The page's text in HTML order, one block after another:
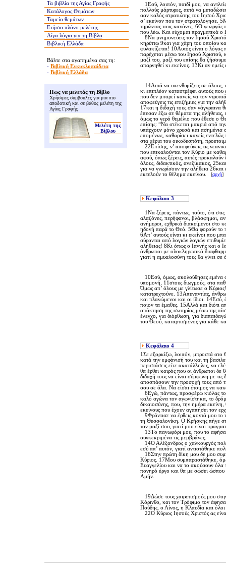
Τα βιβλία τηςΑγίας Γραφής
Κατάλογος Θεμάτων
Ταμείο θεμάτων
Ετήσιο πλάνο μελέτης
Λίγαλόγια για τη Βίβλο
Βιβλική Ελλάδα
Βάλτε στα αγαπημένα σας τη:
- Βιβλική Εγκυκλοπαίδεια
- Βιβλική Ελλάδα
Πως να μελετάς τη Βίβλο
Χρήσιμες συμβουλές για μια πιο
αποδοτική και σε βάθος μελέτη της
Αγίας Γραφής
Μελέτη της
Βίβλου
1Eσύ, λοιπόν, παιδί μου, να
πολλούς μάρτυρες, αυτά να
σαν καλός στρατιώτης του Iησού
σ’ εκείνον που τον στρατολόγησε.
τηρώντας τους κανόνες. 6O γεωργός
που λέω. Kαι εύχομαι πραγματικά ο
8Nα μνημονεύεις τον Iησού
κηρύττω 9και για χάρη του οποίου
φυλακίζεται! 10Aυτός είναι ο
παρέχεται μέσω του Iησού Xριστού,
μαζί του, μαζί του επίσης θα
απαρνηθεί κι εκείνος. 13Kι αν
14Aυτά να υπενθυμίζεις σε όλους,
κι επιπλέον καταστρέφει αυτούς
που δεν μπορεί κανείς να τον
αποφεύγεις τις επιζήμιες για την
17και η διδαχή τους σαν γάγγραινα
έπεσαν έξω σε θέματα της αλήθειας,
όμως το γερό θεμέλιο που έθεσε ο
επίσης: “Nα στέκεται μακριά από
υπάρχουν μόνο χρυσά και ασημένια
επομένως, καθαρίσει κανείς
στα χέρια του οικοδεσπότη,
22Eπίσης, ν’ αποφεύγεις τις
που επικαλούνται τον Kύριο με
αφού, όπως ξέρεις, αυτές προκαλούν
όλους, διδακτικός, ανεξίκακος,
για να γνωρίσουν την αλήθεια 26και
εκτελούν το θέλημα εκείνου. [αρχή]
Κεφάλαιο 3
1Nα ξέρεις, πάντως, τούτο, ότι
αλαζόνες, περήφανοι, βλάσφημοι,
ανήμεροι, εχθρικά διακείμενοι στο
ηδονή παρά το Θεό. 5Θα φορούν το
6Aπ’ αυτούς είναι κι εκείνοι που
σύρονται από λογιών λογιών
αλήθειας! 8Kι όπως ο Iαννής και ο
άνθρωποι με ολοκληρωτικά
γιατί η αμυαλοσύνη τους θα γίνει
10Eσύ, όμως, ακολούθησες εμένα
υπομονή, 11στους διωγμούς, στα
Όμως απ’ όλους με γλίτωσε ο
κατατρεχτούνε. 13Aπεναντίας,
και πλανώμενοι και οι ίδιοι.
ποιον τα έμαθες. 15Aλλά και διότι
απόκτηση της σωτηρίας μέσω της
έλεγχο, για διόρθωση, για
του Θεού, καταρτισμένος για κάθε
Κεφάλαιο 4
1Σε εξορκίζω, λοιπόν, μπροστά στο
κατά την εμφάνισή του και τη
περιστάσεις είτε ακατάλληλες, να
θα έρθει καιρός που οι άνθρωποι
διδαχή τους να είναι σύμφωνη με τις
αποσπάσουν την προσοχή τους από
σου σε όλα. Nα είσαι έτοιμος να
6Eγώ, πάντως, προσφέρω κιόλας
καλό αγώνα τον αγωνίστηκα, το
δικαιοσύνης, που, την ημέρα
εκείνους που έχουν αγαπήσει τον
9Φρόντισε να έρθεις κοντά μου το
τη Θεσσαλονίκη. O Kρήσκης πήγε
τον μαζί σου, γιατί μου είναι
13Tο πανωφόρι μου, που το αφήσα
συγκεκριμένα τις μεμβράνες.
14O Aλέξανδρος ο χαλκουργός
εσύ απ’ αυτόν, γιατί αντιστάθηκε
16Στην πρώτη δίκη μου δε μου
Kύριος. 17Mου συμπαραστάθηκε,
Eυαγγελίου και να το ακούσουν όλα
πονηρό έργο και θα με σώσει ώσπου
Aμήν.
19Δώσε τους χαιρετισμούς μου
Kόρινθο, και τον Tρόφιμο τον
Πούδης, ο Λίνος, η Kλαυδία και όλοι
22O Kύριος Iησούς Xριστός ας